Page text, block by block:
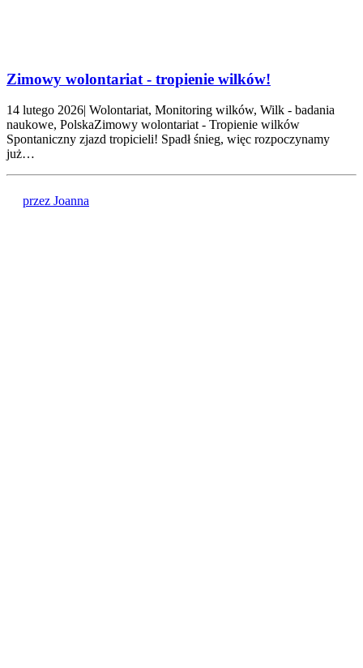
Zimowy wolontariat - tropienie wilków!
14 lutego 2026| Wolontariat, Monitoring wilków, Wilk - badania
naukowe, PolskaZimowy wolontariat - Tropienie wilków
Spontaniczny zjazd tropicieli! Spadł śnieg, więc rozpoczynamy
już…
przez Joanna